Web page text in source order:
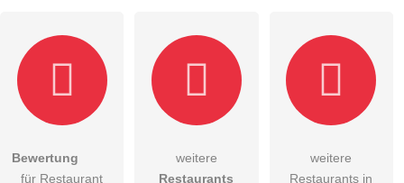
Bewertung
für Restaurant
weitere
Restaurants
weitere
Restaurants in